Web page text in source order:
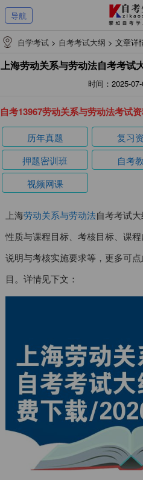
导航
自学考试 > 自考考试大纲 > 文章详
上海劳动关系与劳动法自考考试
时间：2025-
自考13967劳动关系与劳动法考试资
历年真题 复习
押题密训班
自考
视频网课
上海劳动关系与劳动法自考考试
性质与课程目标、考核目标、课
说明与考核实施要求等，更多可
目。详情见下文：